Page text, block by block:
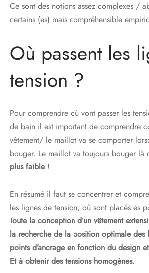
Ce sont des notions assez complexes /
certains (es) mais compréhensible
Où passent les
tension ?
Pour comprendre où vont passer les
de bain il est important de comprendre
vêtement/ le maillot va se comporter
bouger. Le maillot va toujours bouger là
plus faible!
En résumé il faut se concentrer et
les lignes de tension, où sont placés es
Toute la conception d’un vêtement
la recherche de la position optimale des
points d’ancrage en fonction du design
Et à obtenir des tensions homogènes.